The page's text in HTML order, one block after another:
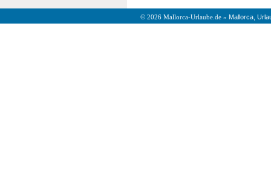
© 2026 Mallorca-Urlaube.de » Mallorca,